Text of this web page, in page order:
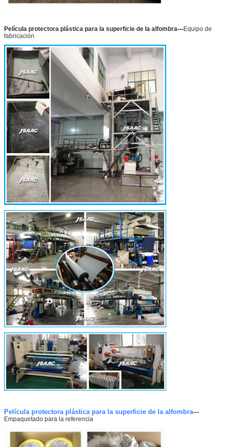
Película protectora plástica para la superficie de la alfombra---Equipo de
fabricación
Película protectora plástica para la superficie de la alfombra---
Empaquetado para la referencia